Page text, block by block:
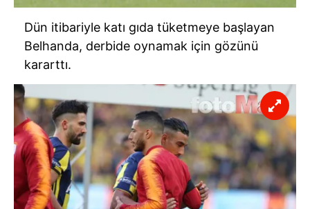
Dün itibariyle katı gıda tüketmeye başlayan
Belhanda, derbide oynamak için gözünü
kararttı.